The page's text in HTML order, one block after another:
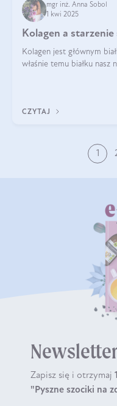
mgr inż. Anna Sobol
1 kwi 2025
Kolagen a starzenie
Kolagen jest głównym
właśnie temu białku nasz
CZYTAJ
1
Zapisz się i otrzymaj
"Pyszne szociki na